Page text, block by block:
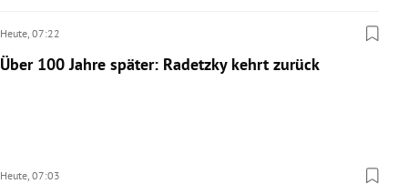
Heute, 07:22
Über 100 Jahre später: Radetzky kehrt zurück
Heute, 07:03